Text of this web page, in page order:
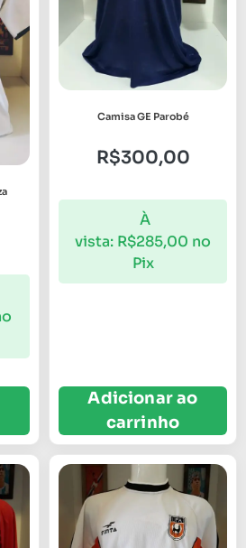
Camisa GE Parobé
R$300,00
À
vista: R$285,00 no
Pix
Adicionar ao
carrinho